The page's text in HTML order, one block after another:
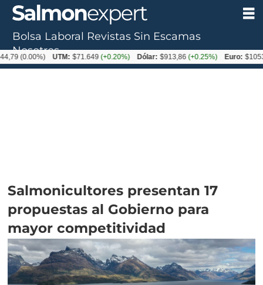
Salmonicultores presentan 17
propuestas al Gobierno para
mayor competitividad
Bolsa Laboral Revistas Sin Escamas
Nosotros
UTM: $71.649 (+0.20%) Dólar: $913,86 (+0.25%) Euro: $1053,08(-